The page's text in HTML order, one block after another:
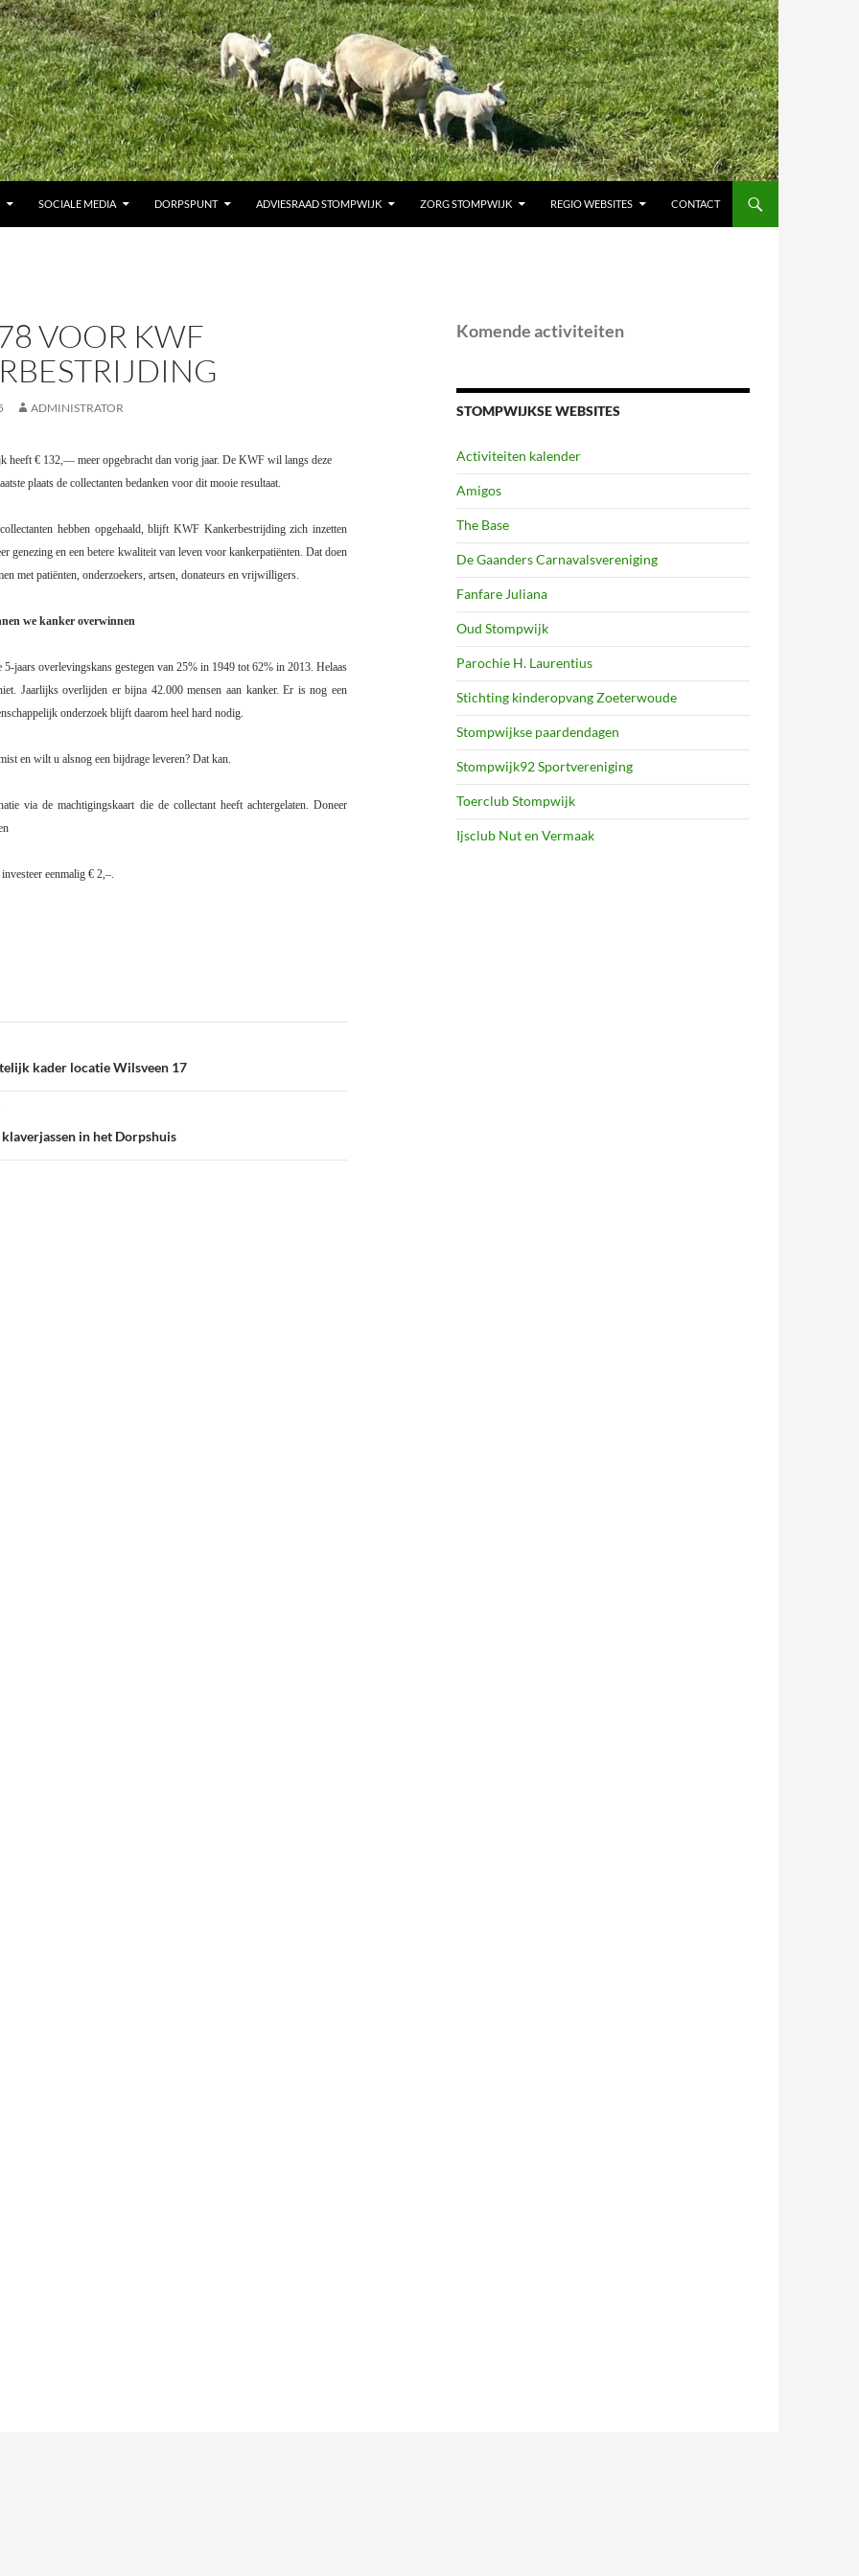
SOCIALE MEDIA DORPSPUNT ADVIESRAAD STOMPWIJK ZORG STOMPWIJK REGIO WEBSITES CONTACT
VOOR KWF
ADMINISTRATOR
heeft € 132,— meer opgebracht dan vorig jaar. De KWF wil langs deze
plaats de collectanten bedanken voor dit mooie resultaat.
hebben opgehaald, blijft KWF Kankerbestrijding zich inzetten
genezing en een betere kwaliteit van leven voor kankerpatiënten. Dat doen
met patiënten, onderzoekers, artsen, donateurs en vrijwilligers.
we kanker overwinnen
jaars overlevingskans gestegen van 25% in 1949 tot 62% in 2013. Helaas
Jaarlijks overlijden er bijna 42.000 mensen aan kanker. Er is nog een
onderzoek blijft daarom heel hard nodig.
en wilt u alsnog een bijdrage leveren? Dat kan.
via de machtigingskaart die de collectant heeft achtergelaten. Doneer
eenmalig € 2,–.
kader locatie Wilsveen 17
in het Dorpshuis
Komende activiteiten
STOMPWIJKSE WEBSITES
Activiteiten kalender
Amigos
The Base
De Gaanders Carnavalsvereniging
Fanfare Juliana
Oud Stompwijk
Parochie H. Laurentius
Stichting kinderopvang Zoeterwoude
Stompwijkse paardendagen
Stompwijk92 Sportvereniging
Toerclub Stompwijk
Ijsclub Nut en Vermaak